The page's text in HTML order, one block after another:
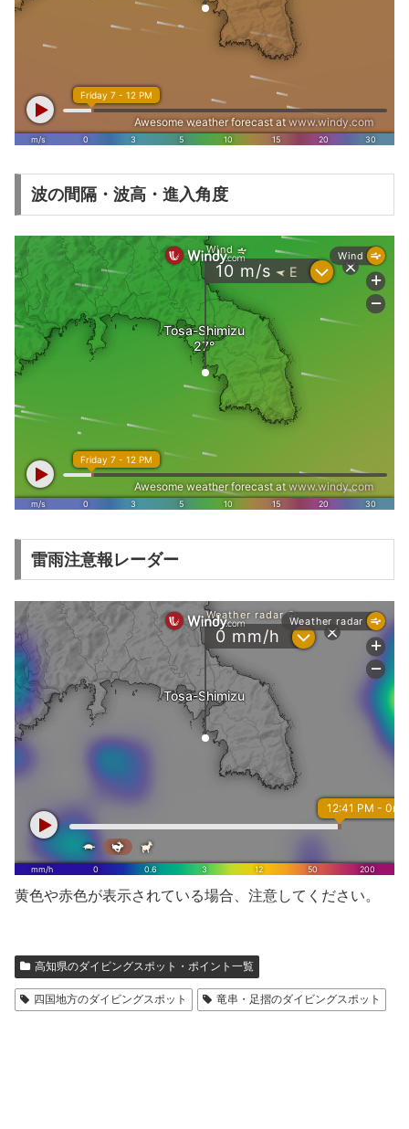
波の間隔・波高・進入角度
雷雨注意報レーダー
黄色や赤色が表示されている場合、注意してください。
高知県のダイビングスポット・ポイント一覧
四国地方のダイビングスポット 竜串・足摺のダイビングスポット